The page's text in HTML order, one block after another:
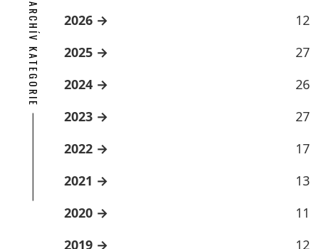
ARCHÍV KATEGORIE 2026
12
2025
27
2024
26
2023
27
2022
17
2021
13
2020
11
2019
12